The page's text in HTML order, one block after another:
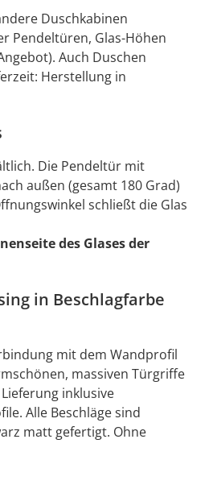
Duschkabinen
Pendeltüren, Glas-Höhen
Auch Duschen
Herstellung in
Die Pendeltür mit
außen (gesamt 180 Grad)
schließt die Glas
des Glases der
in Beschlagfarbe
mit dem Wandprofil
massiven Türgriffe
inklusive
Alle Beschläge sind
matt gefertigt. Ohne